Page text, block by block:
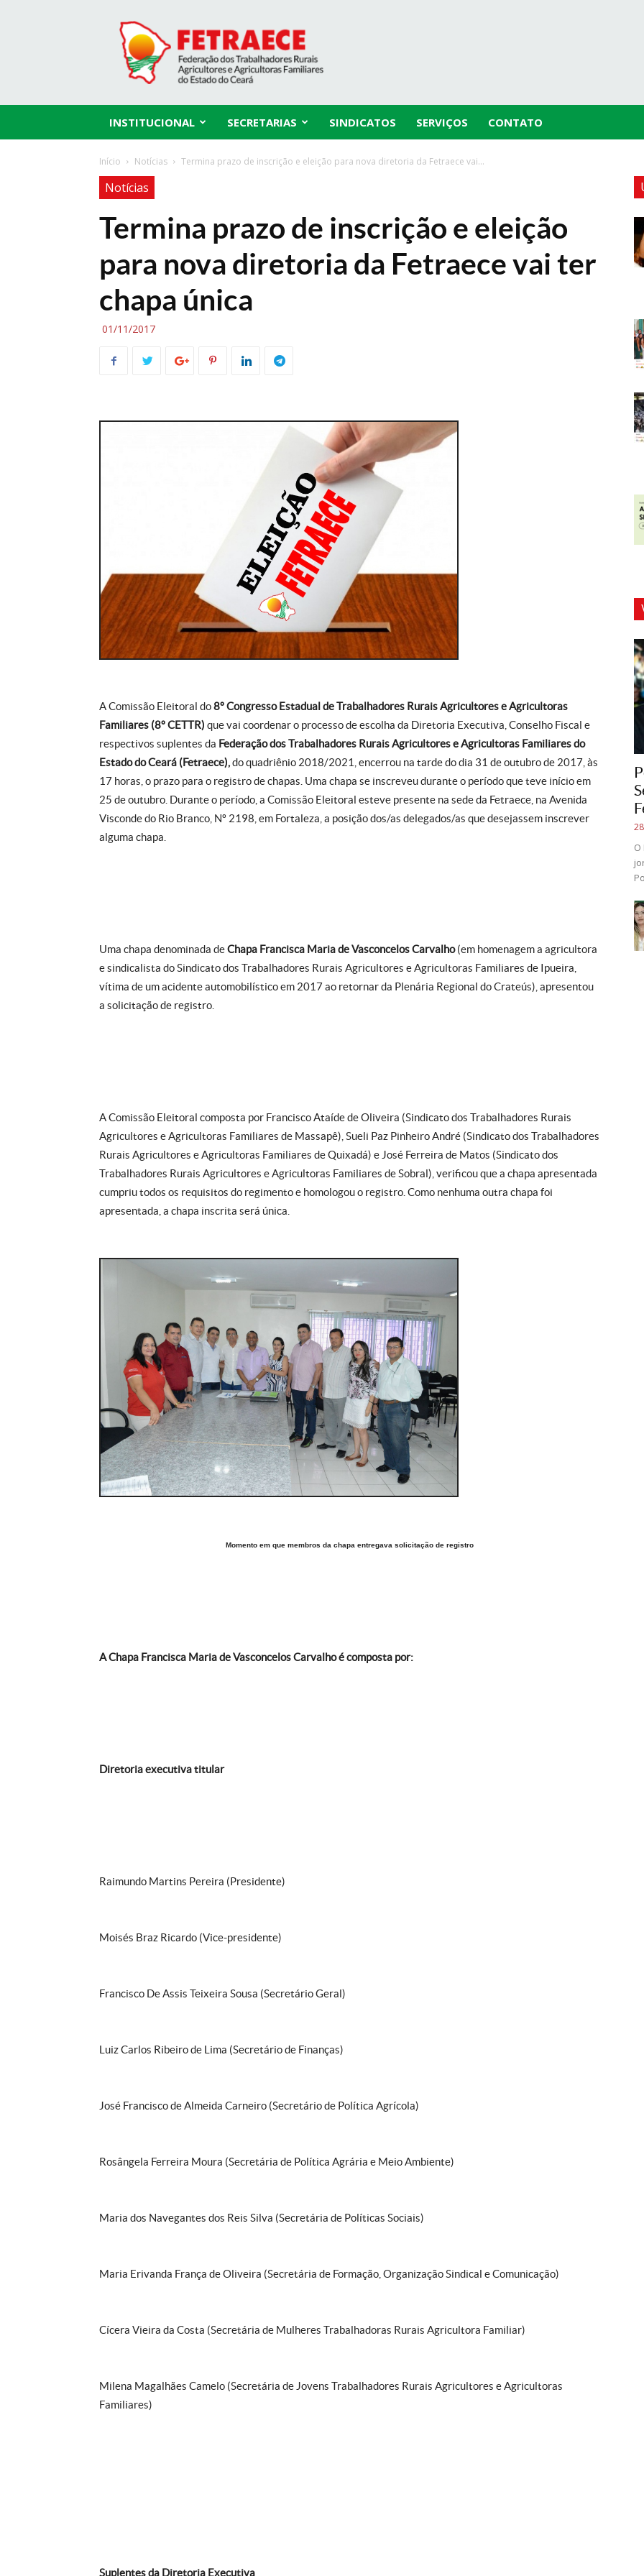
Fetraece
INSTITUCIONAL SECRETARIAS SINDICATOS SERVIÇOS CONTATO
Início Notícias Termina prazo de inscrição e eleição para nova diretoria da Fetraece vai...
Notícias
Termina prazo de inscrição e eleição
para nova diretoria da Fetraece vai ter
chapa única
01/11/2017
A Comissão Eleitoral do8º Congresso Estadual de Trabalhadores Rurais Agricultores e Agricultoras
Familiares (8º CETTR) que vai coordenar o processo de escolha da Diretoria Executiva, Conselho Fiscal e
respectivos suplentes da Federação dos Trabalhadores Rurais Agricultores e Agricultoras Familiares do
Estado do Ceará (Fetraece),do quadriênio 2018/2021, encerrou na tarde do dia 31 de outubro de 2017, às
17 horas, o prazo para o registro de chapas. Uma chapa se inscreveu durante o período que teve início em
25 de outubro. Durante o período, a Comissão Eleitoral esteve presente na sede da Fetraece, na Avenida
Visconde do Rio Branco, Nº 2198, em Fortaleza, a posição dos/as delegados/as que desejassem inscrever
alguma chapa.
Uma chapa denominada deChapa Francisca Maria de Vasconcelos Carvalho(em homenagem a agricultora
e sindicalista do Sindicato dos Trabalhadores Rurais Agricultores e Agricultoras Familiares de Ipueira,
vítima de um acidente automobilístico em 2017 ao retornar da Plenária Regional do Crateús), apresentou
a solicitação de registro.
A Comissão Eleitoral composta por Francisco Ataíde de Oliveira (Sindicato dos Trabalhadores Rurais
Agricultores e Agricultoras Familiares de Massapê), Sueli Paz Pinheiro André (Sindicato dos Trabalhadores
Rurais Agricultores e Agricultoras Familiares de Quixadá) e José Ferreira de Matos (Sindicato dos
Trabalhadores Rurais Agricultores e Agricultoras Familiares de Sobral), verificou que a chapa apresentada
cumpriu todos os requisitos do regimento e homologou o registro. Como nenhuma outra chapa foi
apresentada, a chapa inscrita será única.
Momento em que membros da chapa entregava solicitação de registro
A Chapa Francisca Maria de Vasconcelos Carvalho é composta por:
Diretoria executiva titular
Raimundo Martins Pereira (Presidente)
Moisés Braz Ricardo (Vice-presidente)
Francisco De Assis Teixeira Sousa (Secretário Geral)
Luiz Carlos Ribeiro de Lima (Secretário de Finanças)
José Francisco de Almeida Carneiro (Secretário de Política Agrícola)
Rosângela Ferreira Moura (Secretária de Política Agrária e Meio Ambiente)
Maria dos Navegantes dos Reis Silva (Secretária de Políticas Sociais)
Maria Erivanda França de Oliveira (Secretária de Formação, Organização Sindical e Comunicação)
Cícera Vieira da Costa (Secretária de Mulheres Trabalhadoras Rurais Agricultora Familiar)
Milena Magalhães Camelo (Secretária de Jovens Trabalhadores Rurais Agricultores e Agricultoras
Familiares)
Suplentes da Diretoria Executiva